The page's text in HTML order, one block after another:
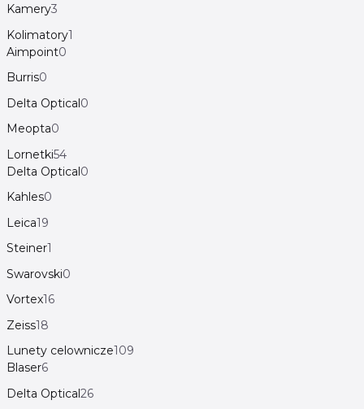
Kamery3
Kolimatory1
Aimpoint0
Burris0
Delta Optical0
Meopta0
Lornetki54
Delta Optical0
Kahles0
Leica19
Steiner1
Swarovski0
Vortex16
Zeiss18
Lunety celownicze109
Blaser6
Delta Optical26